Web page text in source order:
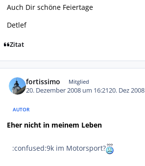
Auch Dir schöne Feiertage
Detlef
Zitat
fortissimo Mitglied
20. Dezember 2008 um 16:2120. Dez 2008
AUTOR
Eher nicht in meinem Leben
:confused:9k im Motorsport?